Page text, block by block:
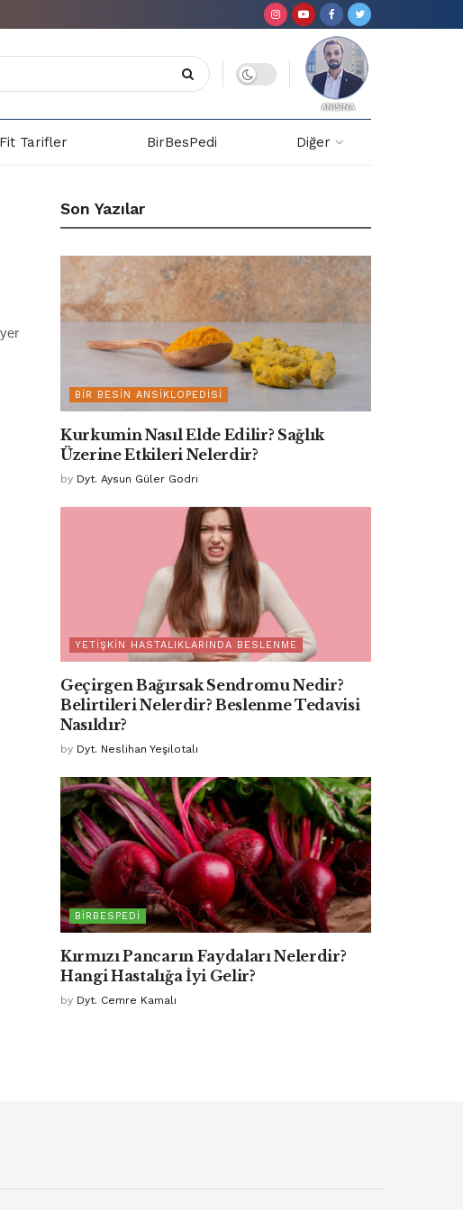
Fit Tarifler BirBesPedi Diğer
Son Yazılar
BIR BESIN ANSIKLOPEDISI
Kurkumin Nasıl Elde Edilir? Sağlık
Üzerine Etkileri Nelerdir?
by Dyt. Aysun Güler Godri
YETIŞKIN HASTALIKLARINDA BESLENME
Geçirgen Bağırsak Sendromu Nedir?
Belirtileri Nelerdir? Beslenme Tedavisi
Nasıldır?
by Dyt. Neslihan Yeşilotalı
BIRBESPEDI
Kırmızı Pancarın Faydaları Nelerdir?
Hangi Hastalığa İyi Gelir?
by Dyt. Cemre Kamalı